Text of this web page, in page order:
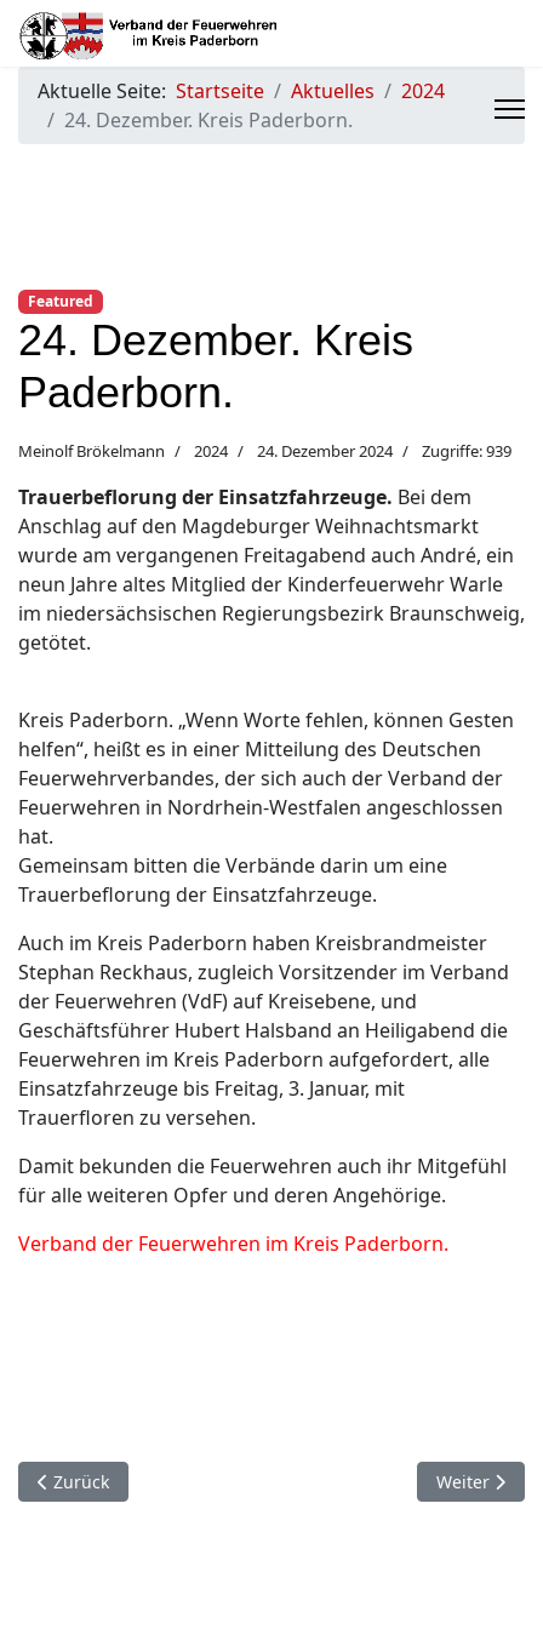
Aktuelle Seite: Startseite Aktuelles
2024
24. Dezember. Kreis Paderborn.
Featured
24. Dezember. Kreis
Paderborn.
Meinolf Brökelmann 2024 24. Dezember 2024 Zugriffe: 939
Trauerbeflorung der Einsatzfahrzeuge. Bei dem
Anschlag auf den Magdeburger Weihnachtsmarkt
wurde am vergangenen Freitagabend auch André, ein
neun Jahre altes Mitglied der Kinderfeuerwehr Warle
im niedersächsischen Regierungsbezirk Braunschweig,
getötet.
Kreis Paderborn. „Wenn Worte fehlen, können Gesten
helfen“, heißt es in einer Mitteilung des Deutschen
Feuerwehrverbandes, der sich auch der Verband der
Feuerwehren in Nordrhein-Westfalen angeschlossen
hat.
Gemeinsam bitten die Verbände darin um eine
Trauerbeflorung der Einsatzfahrzeuge.
Auch im Kreis Paderborn haben Kreisbrandmeister
Stephan Reckhaus, zugleich Vorsitzender im Verband
der Feuerwehren (VdF) auf Kreisebene, und
Geschäftsführer Hubert Halsband an Heiligabend die
Feuerwehren im Kreis Paderborn aufgefordert, alle
Einsatzfahrzeuge bis Freitag, 3. Januar, mit
Trauerfloren zu versehen.
Damit bekunden die Feuerwehren auch ihr Mitgefühl
für alle weiteren Opfer und deren Angehörige.
Verband der Feuerwehren im Kreis Paderborn.
Vorheriger Beitrag: 25. Dezember. Hövelhof.
Zurück Nächster
Weiter